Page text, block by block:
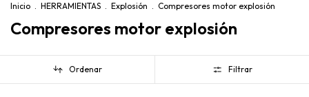
Inicio . HERRAMIENTAS . Explosión . Compresores motor explosión
Compresores motor explosión
Ordenar Filtrar